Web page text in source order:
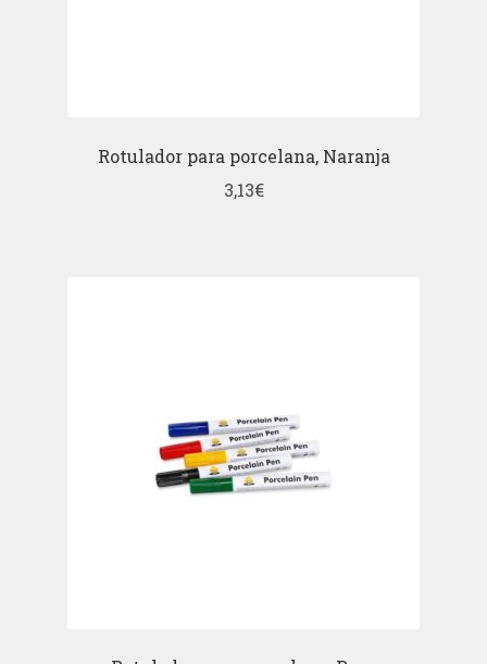
Rotulador para porcelana, Naranja
3,13€